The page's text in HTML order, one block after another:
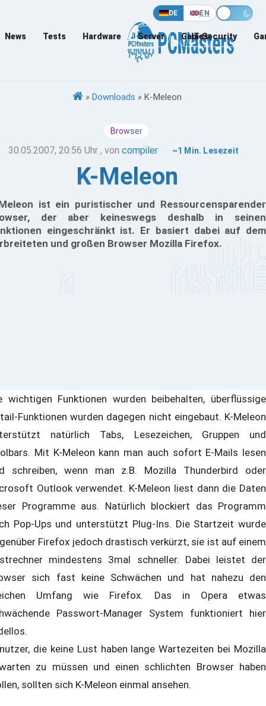
DE EN
News Tests Hardware Server Games
IT-Security
» Downloads » K-Meleon
Browser
30.05.2007, 20:56 Uhr , von compiler ~1 Min. Lesezeit
K-Meleon
ist ein puristischer und Ressourcensparender
der aber keineswegs deshalb in seinen
eingeschränkt ist. Er basiert dabei auf dem
und großen Browser Mozilla Firefox.
wichtigen Funktionen wurden beibehalten, überflüssige
Funktionen wurden dagegen nicht eingebaut. K-Meleon
natürlich Tabs, Lesezeichen, Gruppen und
Mit K-Meleon kann man auch sofort E-Mails lesen
schreiben, wenn man z.B. Mozilla Thunderbird oder
Outlook verwendet. K-Meleon liest dann die Daten
Programme aus. Natürlich blockiert das Programm
Pop-Ups und unterstützt Plug-Ins. Die Startzeit wurde
Firefox jedoch drastisch verkürzt, sie ist auf einem
mindestens 3mal schneller. Dabei leistet der
sich fast keine Schwächen und hat nahezu den
Umfang wie Firefox. Das in Opera etwas
Passwort-Manager System funktioniert hier
die keine Lust haben lange Wartezeiten bei Mozilla
zu müssen und einen schlichten Browser haben
sollten sich K-Meleon einmal ansehen.